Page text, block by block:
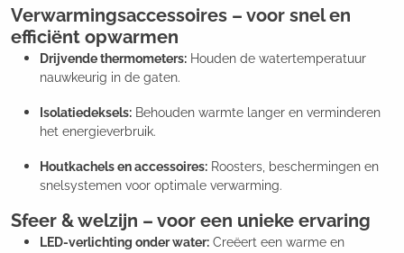
Verwarmingsaccessoires – voor snel en
efficiënt opwarmen
Drijvende thermometers: Houden de watertemperatuur
nauwkeurig in de gaten.
Isolatiedeksels: Behouden warmte langer en verminderen
het energieverbruik.
Houtkachels en accessoires: Roosters, beschermingen en
snelsystemen voor optimale verwarming.
Sfeer & welzijn – voor een unieke ervaring
LED-verlichting onder water: Creëert een warme en